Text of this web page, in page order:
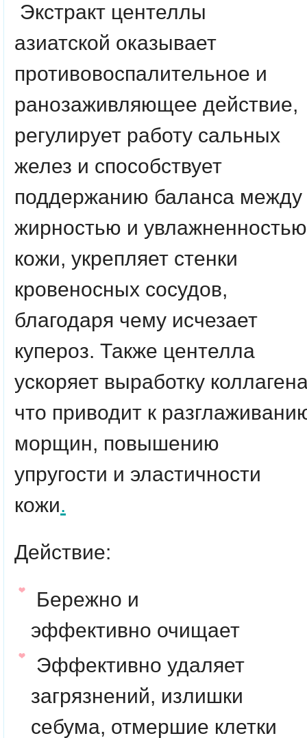
Экстракт центеллы
азиатской оказывает
противовоспалительное и
ранозаживляющее действие,
регулирует работу сальных
желез и способствует
поддержанию баланса между
жирностью и увлажненностью
кожи, укрепляет стенки
кровеносных сосудов,
благодаря чему исчезает
купероз. Также центелла
ускоряет выработку
что приводит к
морщин, повышению
упругости и эластичности
кожи.
Действие:
Бережно и
эффективно очищает
Эффективно удаляет
загрязнений, излишки
себума, отмершие клетки